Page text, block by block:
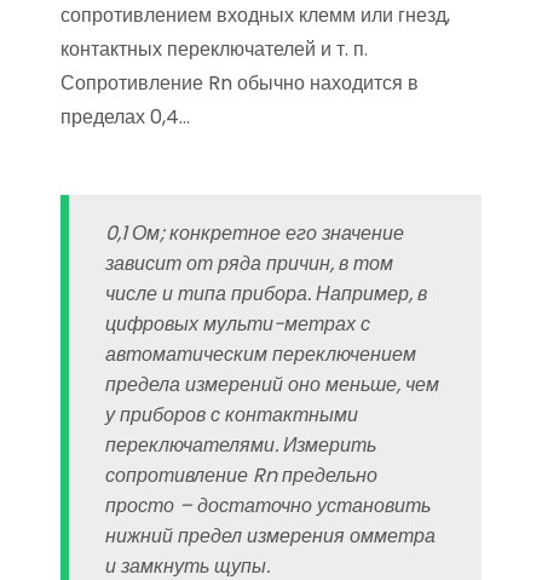
сопротивлением входных клемм или гнезд,
контактных переключателей и т. п.
Сопротивление Rn обычно находится в
пределах 0,4…
0,1 Ом; конкретное его значение
зависит от ряда причин, в том
числе и типа прибора. Например, в
цифровых мульти-метрах с
автоматическим переключением
предела измерений оно меньше, чем
у приборов с контактными
переключателями. Измерить
сопротивление Rn предельно
просто – достаточно установить
нижний предел измерения омметра
и замкнуть щупы.